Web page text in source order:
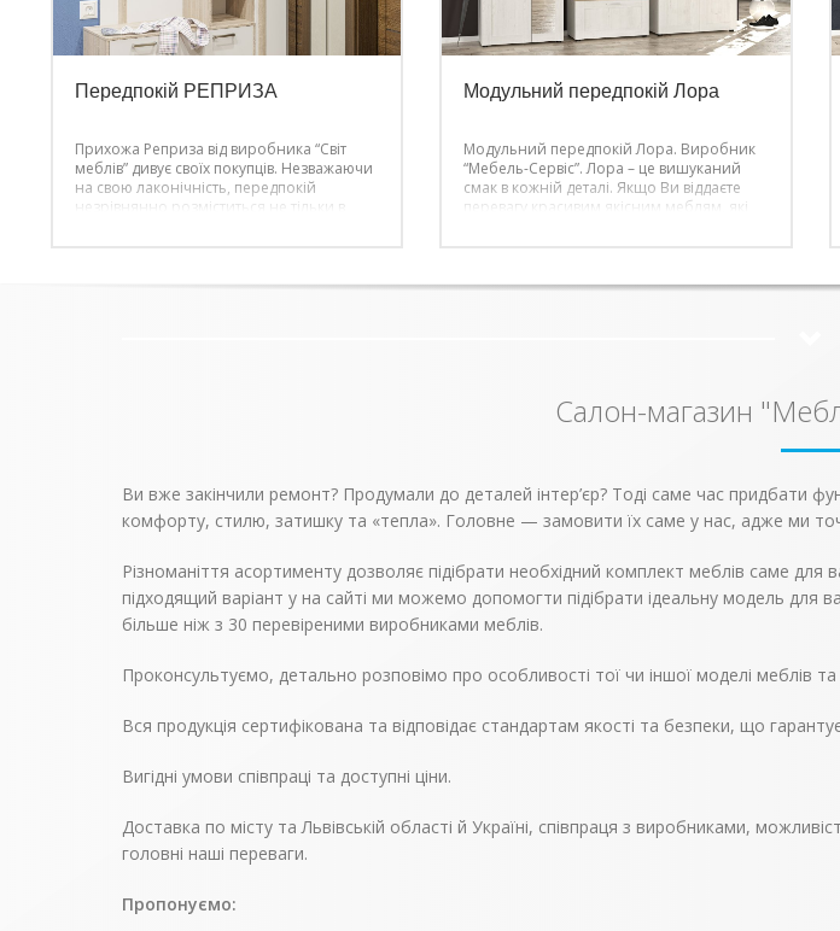
Передпокій РЕПРИЗА
Прихожа Реприза від виробника “Світ
меблів” дивує своїх покупців. Незважаючи
на свою лаконічність, передпокій
незрівнянно розміститься не тільки в
тумбу, маленький ящичок і високе
Модульний передпокій Лора
Модульний передпокій Лора. Виробник
“Мебель-Сервіс”. Лора – це вишуканий
смак в кожній деталі. Якщо Ви віддаєте
перевагу красивим якісним меблям, які
меблі з цієї серії будуть доречними в
Салон-магазин
Ви вже закінчили ремонт? Продумали до деталей інтер’єр? Тоді саме час придбати
комфорту, стилю, затишку та «тепла». Головне — замовити їх саме у нас, адже ми
Різноманіття асортименту дозволяє підібрати необхідний комплект меблів саме
підходящий варіант у на сайті ми можемо допомогти підібрати ідеальну модель
більше ніж з 30 перевіреними виробниками меблів.
Проконсультуємо, детально розповімо про особливості тої чи іншої моделі меблів
Вся продукція сертифікована та відповідає стандартам якості та безпеки, що
Вигідні умови співпраці та доступні ціни.
Доставка по місту та Львівській області й Україні, співпраця з виробниками,
головні наші переваги.
Пропонуємо: